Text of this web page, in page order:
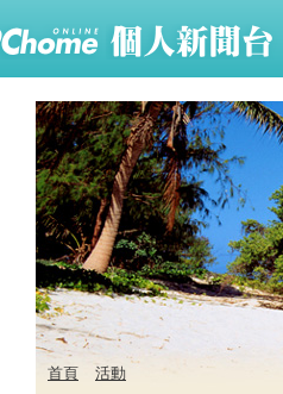
首頁 活動